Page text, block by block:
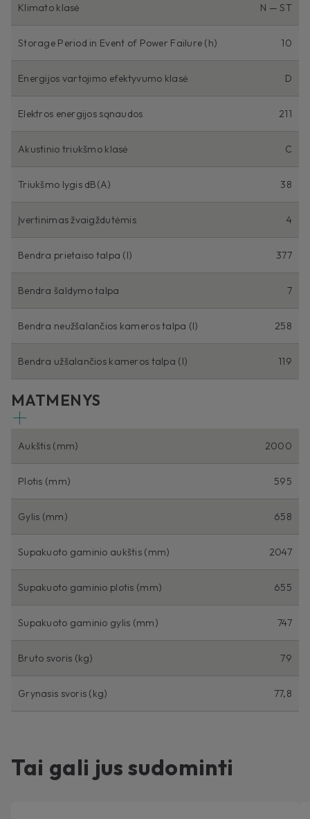
Klimato klasė N — ST
Storage Period in Event of Power Failure (h) 10
Energijos vartojimo efektyvumo klasė D
Elektros energijos sąnaudos 211
Akustinio triukšmo klasė C
Triukšmo lygis dB(A) 38
Įvertinimas žvaigždutėmis 4
Bendra prietaiso talpa (I) 377
Bendra šaldymo talpa 7
Bendra neužšalančios kameros talpa (I) 258
Bendra užšalančios kameros talpa (I) 119
MATMENYS
Aukštis (mm) 2000
Plotis (mm) 595
Gylis (mm) 658
Supakuoto gaminio aukštis (mm) 2047
Supakuoto gaminio plotis (mm) 655
Supakuoto gaminio gylis (mm) 747
Bruto svoris (kg) 79
Grynasis svoris (kg) 77,8
Tai gali jus sudominti